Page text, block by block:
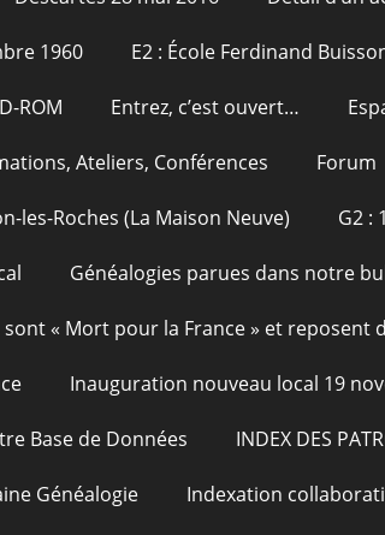
1960 E2 : École Ferdinand
ROM Entrez, c’est ouvert…
Ateliers, Conférences Forum
les-Roches (La Maison Neuve) G2 :
Généalogies parues dans notre
sont « Mort pour la France » et
Inauguration nouveau local 19
Base de Données INDEX DES
Généalogie Indexation